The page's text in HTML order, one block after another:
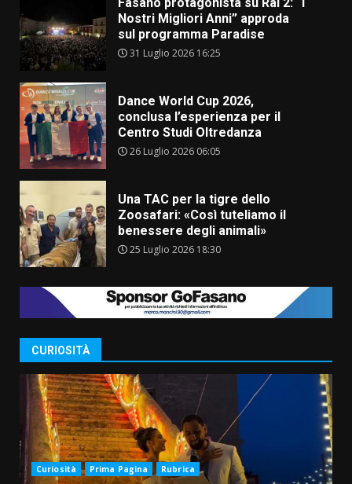
Nostri Migliori Anni” approda
sul programma Paradise
31 Luglio 2026 16:25
Dance World Cup 2026,
conclusa l’esperienza per il
Centro Studi Oltredanza
26 Luglio 2026 06:05
Una TAC per la tigre dello
Zoosafari: «Così tuteliamo il
benessere degli animali»
25 Luglio 2026 18:30
CURIOSITÀ
Curiosità Prima Pagina Rubrica